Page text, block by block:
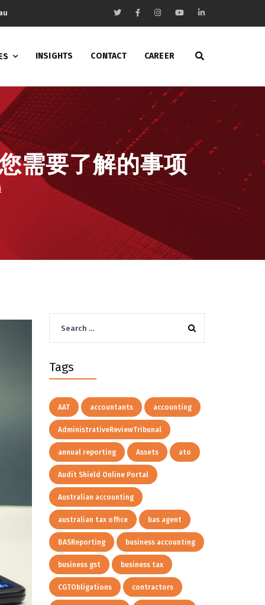
INSIGHTS CONTACT CAREER
需要了解的事项
for:
Tags
AAT accountants accounting
AdministrativeReviewTribunal
annual reporting Assets ato
Audit Shield Online Portal
Australian accounting
australian tax office bas agent
BASReporting business accounting
business gst business tax
CGTObligations contractors